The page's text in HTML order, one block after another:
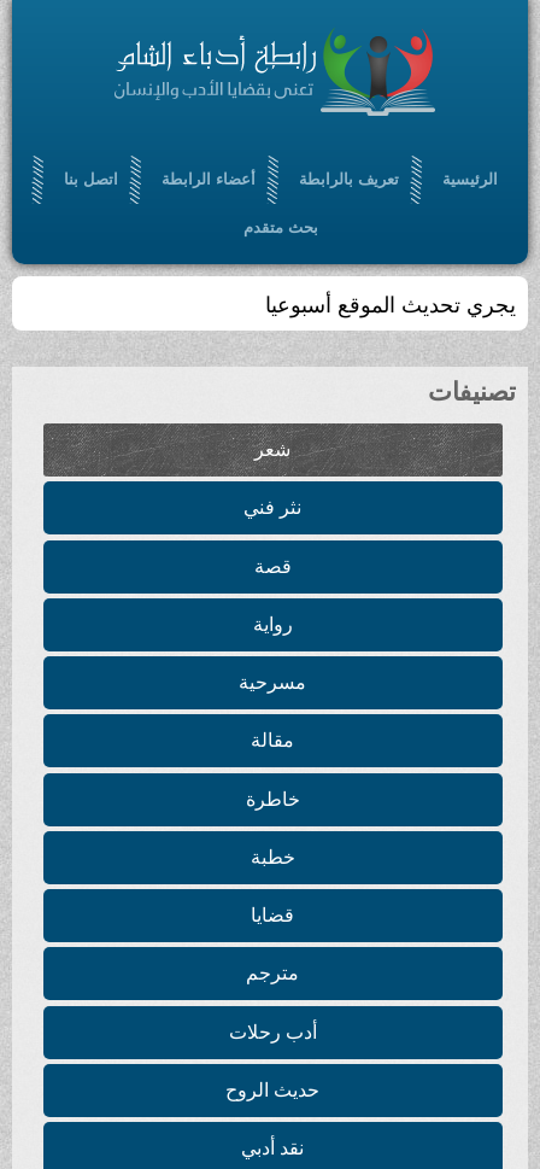
الرئيسية تعريف بالرابطة أعضاء الرابطة اتصل بنا
بحث متقدم
يجري تحديث الموقع أسبوعيا
تصنيفات
شعر
نثر فني
قصة
رواية
مسرحية
مقالة
خاطرة
خطبة
قضايا
مترجم
أدب رحلات
حديث الروح
نقد أدبي